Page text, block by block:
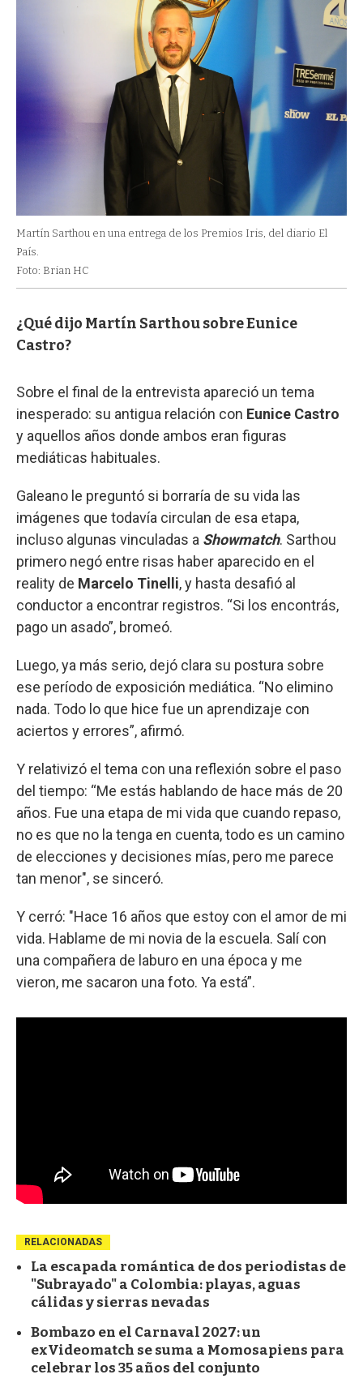
Martín Sarthou en una entrega de los Premios Iris, del diario El
País.
Foto: Brian HC
¿Qué dijo Martín Sarthou sobre Eunice
Castro?
Sobre el final de la entrevista apareció un tema
inesperado: su antigua relación con Eunice Castro
y aquellos años donde ambos eran figuras
mediáticas habituales.
Galeano le preguntó si borraría de su vida las
imágenes que todavía circulan de esa etapa,
incluso algunas vinculadas a Showmatch. Sarthou
primero negó entre risas haber aparecido en el
reality de Marcelo Tinelli, y hasta desafió al
conductor a encontrar registros. “Si los encontrás,
pago un asado”, bromeó.
Luego, ya más serio, dejó clara su postura sobre
ese período de exposición mediática. “No elimino
nada. Todo lo que hice fue un aprendizaje con
aciertos y errores”, afirmó.
Y relativizó el tema con una reflexión sobre el paso
del tiempo: “Me estás hablando de hace más de 20
años. Fue una etapa de mi vida que cuando repaso,
no es que no la tenga en cuenta, todo es un camino
de elecciones y decisiones mías, pero me parece
tan menor", se sinceró.
Y cerró: "Hace 16 años que estoy con el amor de mi
vida. Hablame de mi novia de la escuela. Salí con
una compañera de laburo en una época y me
vieron, me sacaron una foto. Ya está”.
RELACIONADAS
La escapada romántica de dos periodistas de
"Subrayado" a Colombia: playas, aguas
cálidas y sierras nevadas
Bombazo en el Carnaval 2027: un
exVideomatch se suma a Momosapiens para
celebrar los 35 años del conjunto